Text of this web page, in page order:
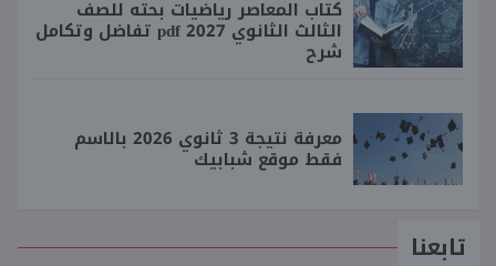
كتاب المعاصر رياضيات بحته للصف
الثالث الثانوي 2027 pdf تفاضل وتكامل
شرح
معرفة نتيجة 3 ثانوي 2026 بالاسم
فقط موقع شبابيك
تابعنا